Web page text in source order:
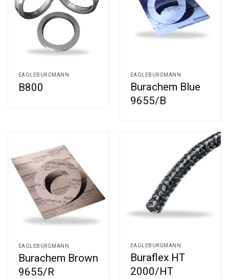
EAGLEBURGMANN
B800
EAGLEBURGMANN
Burachem Blue
9655/B
EAGLEBURGMANN
Burachem Brown
9655/R
EAGLEBURGMANN
Buraflex HT
2000/HT